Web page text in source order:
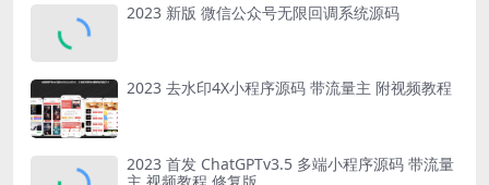
2023 新版 微信公众号无限回调系统源码
2023 去水印4X小程序源码 带流量主 附视频教程
2023 首发 ChatGPTv3.5 多端小程序源码 带流量
主 视频教程 修复版